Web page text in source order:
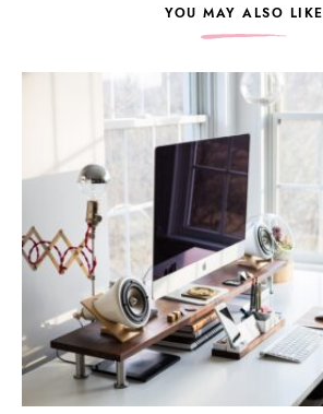
YOU MAY ALSO LIKE